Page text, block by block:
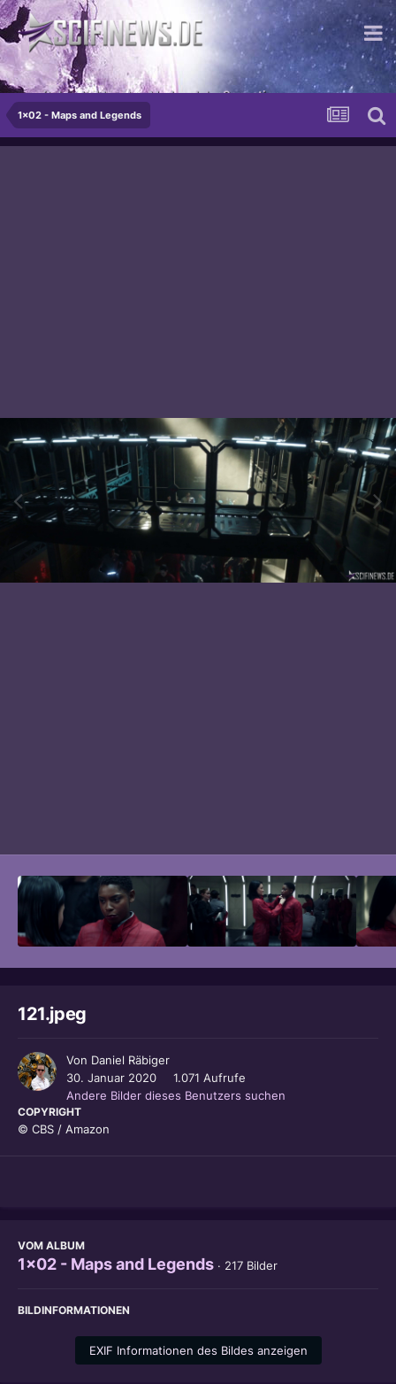
...mit dem bekloppten Merkmal der Sensation
1x02 - Maps and Legends
121.jpeg
Von Daniel Räbiger
30. Januar 2020
1.071 Aufrufe
Andere Bilder dieses Benutzers suchen
COPYRIGHT
© CBS / Amazon
VOM ALBUM
1x02 - Maps and Legends · 217 Bilder
BILDINFORMATIONEN
EXIF Informationen des Bildes anzeigen